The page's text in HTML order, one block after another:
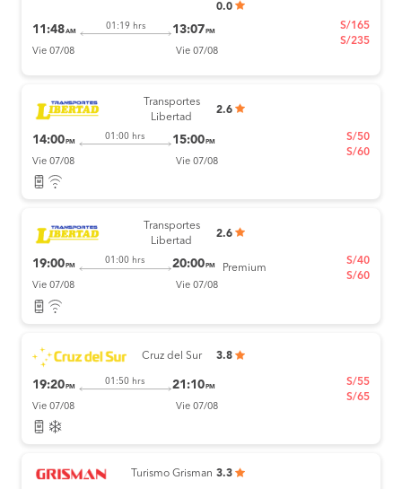
0.0
11:48AM
01:19 hrs 13:07 PM
Vie 07/08 Vie 07/08
S/165
S/235
Transportes
Libertad
2.6
14:00 PM
01:00 hrs 15:00 PM
Vie 07/08 Vie 07/08
S/50
S/60
Transportes
Libertad
2.6
19:00PM
01:00 hrs 20:00PM
Vie 07/08 Vie 07/08
Premium
S/40
S/60
Cruz del Sur 3.8
19:20 PM
01:50 hrs 21:10 PM
Vie 07/08 Vie 07/08
S/55
S/65
Turismo Grisman 3.3